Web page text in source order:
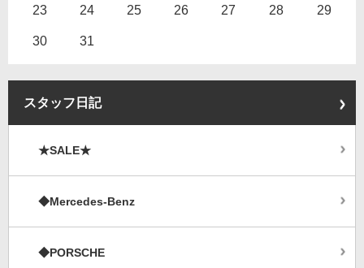
23 24 25 26 27 28 29
30 31
スタッフ日記
★SALE★
◆Mercedes-Benz
◆PORSCHE